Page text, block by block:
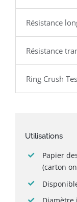
Résistance
Résistance
Ring Crush
Utilisations
Papier
(carton